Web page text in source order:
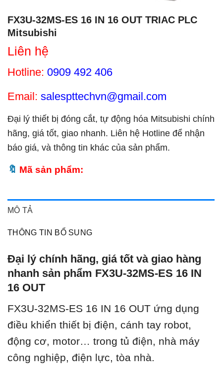
FX3U-32MS-ES 16 IN 16 OUT TRIAC PLC
Mitsubishi
Liên hệ
Hotline: 0909 492 406
Email: salespttechvn@gmail.com
Đại lý thiết bị đóng cắt, tự động hóa Mitsubishi chính
hãng, giá tốt, giao nhanh. Liên hệ Hotline để nhận
báo giá, và thông tin khác của sản phẩm.
Mã sản phẩm:
MÔ TẢ
THÔNG TIN BỔ SUNG
Đại lý chính hãng, giá tốt và giao hàng
nhanh sản phẩm FX3U-32MS-ES 16 IN
16 OUT
FX3U-32MS-ES 16 IN 16 OUT ứng dụng
điều khiển thiết bị điện, cánh tay robot,
động cơ, motor… trong tủ điện, nhà máy
công nghiệp, điện lực, tòa nhà.